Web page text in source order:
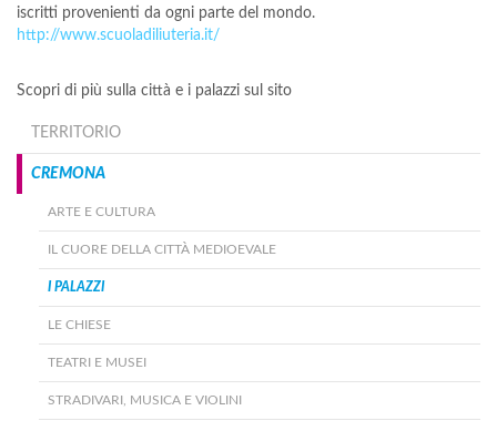
iscritti provenienti da ogni parte del mondo.
http://www.scuoladiliuteria.it/
Scopri di più sulla città e i palazzi sul sito
TERRITORIO
CREMONA
ARTE E CULTURA
IL CUORE DELLA CITTÀ MEDIOEVALE
I PALAZZI
LE CHIESE
TEATRI E MUSEI
STRADIVARI, MUSICA E VIOLINI